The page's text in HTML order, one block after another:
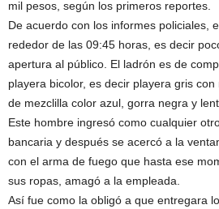
mil pesos, según los primeros reportes.
De acuerdo con los informes policiales,
rededor de las 09:45 horas, es decir
apertura al público. El ladrón es de
playera bicolor, es decir playera gris
de mezclilla color azul, gorra negra y
Este hombre ingresó como cualquier
bancaria y después se acercó a la
con el arma de fuego que hasta ese
sus ropas, amagó a la empleada.
Así fue como la obligó a que entregara